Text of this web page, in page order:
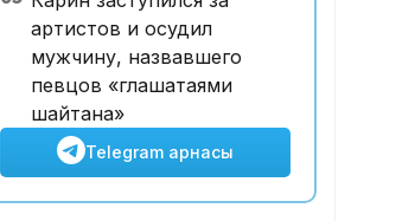
артистов и осудил
мужчину, назвавшего
певцов «глашатаями
шайтана»
Telegram арнасы